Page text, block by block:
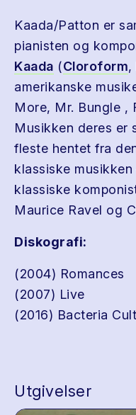
Kaada/Patton er
pianisten og
Kaada (Cloroform,
amerikanske
More, Mr. Bungle ,
Musikken deres er
fleste hentet fra
klassiske
klassiske
Maurice Ravel og
Diskografi:
(2004) Romances
(2007) Live
(2016) Bacteria Cult
Utgivelser